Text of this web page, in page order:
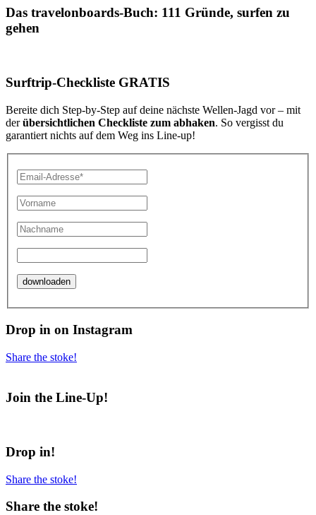
Das travelonboards-Buch: 111 Gründe, surfen zu
gehen
Surftrip-Checkliste GRATIS
Bereite dich Step-by-Step auf deine nächste Wellen-Jagd vor – mit
derübersichtlichen Checkliste zum abhaken. So vergisst du
garantiert nichts auf dem Weg ins Line-up!
Drop in on Instagram
Share the stoke!
Join the Line-Up!
Drop in!
Share the stoke!
Share the stoke!